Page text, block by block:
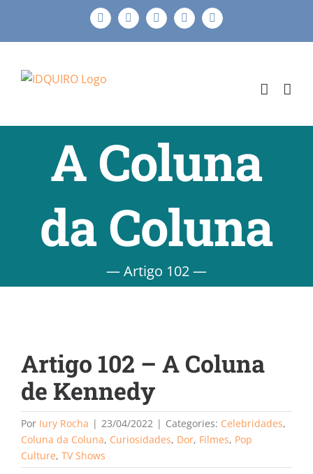
o
FacebookInstagram
X LinkedIn
E-
A Coluna
da Coluna
— Artigo 102 —
Artigo 102 – A Coluna
de Kennedy
Por Iury Rocha | 23/04/2022 | Categories: Celebridades,
Coluna da Coluna, Curiosidades, Dor, Filmes, Pop
Culture, TV Shows